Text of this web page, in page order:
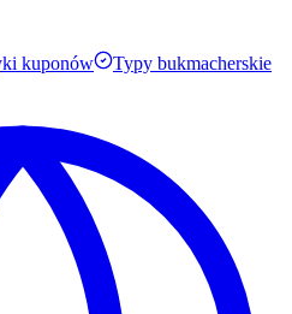
kuponów
Typy bukmacherskie